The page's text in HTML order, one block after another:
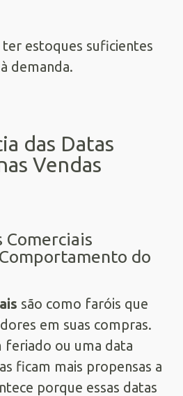
estoques suficientes
demanda.
das Datas
Vendas
Comerciais
do
são como faróis que
em suas compras.
feriado ou uma data
ficam mais propensas a
porque essas datas